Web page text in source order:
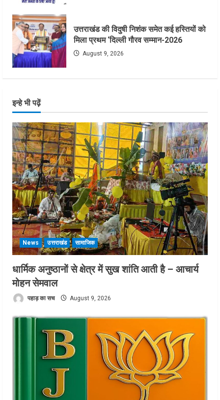
उत्तराखंड की विदुषी निशंक समेत कई हस्तियों को
मिला प्रथम ‘दिल्ली गौरव सम्मान-2026
August 9, 2026
इन्हे भी पढ़ें
News उत्तराखंड सामाजिक
धार्मिक अनुष्ठानों से क्षेत्र में सुख शांति आती है – आचार्य
मोहन सेमवाल
पहाड़ का सच August 9, 2026